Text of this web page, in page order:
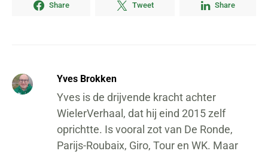
Share Tweet Share
Yves Brokken
Yves is de drijvende kracht achter
WielerVerhaal, dat hij eind 2015 zelf
oprichtte. Is vooral zot van De Ronde,
Parijs-Roubaix, Giro, Tour en WK. Maar